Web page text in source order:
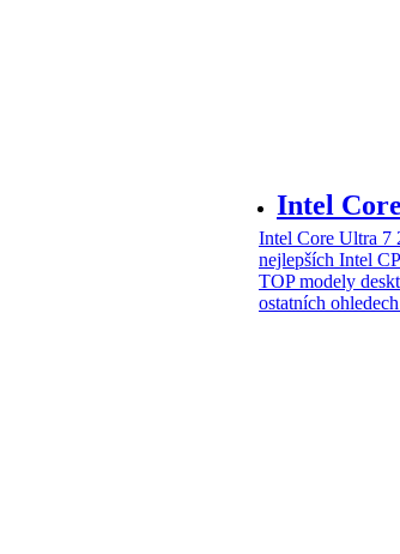
Intel
Intel Core Ultra 7
nejlepších Intel
TOP modely
ostatních